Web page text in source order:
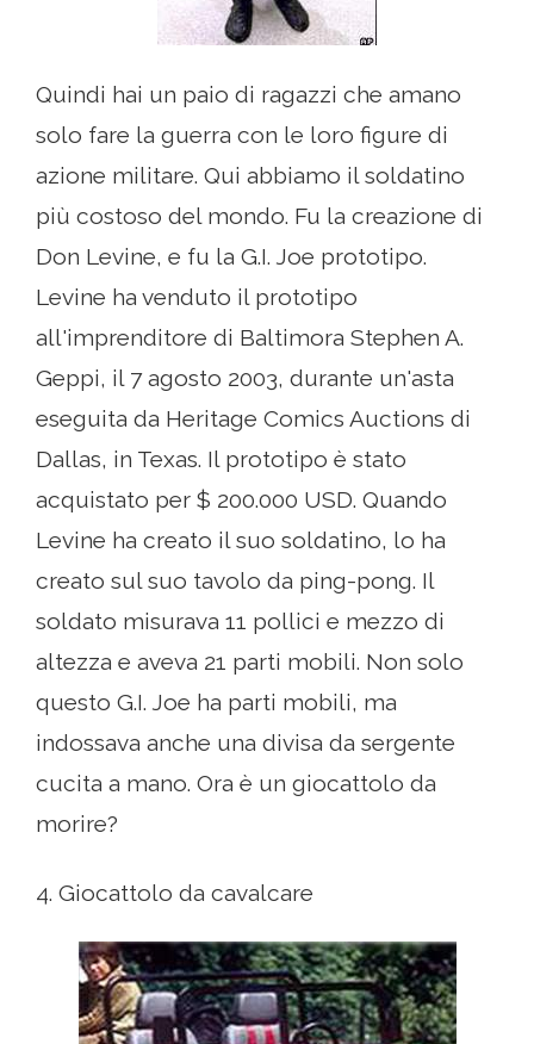
Quindi hai un paio di ragazzi che amano
solo fare la guerra con le loro figure di
azione militare. Qui abbiamo il soldatino
più costoso del mondo. Fu la creazione di
Don Levine, e fu la G.I. Joe prototipo.
Levine ha venduto il prototipo
all'imprenditore di Baltimora Stephen A.
Geppi, il 7 agosto 2003, durante un'asta
eseguita da Heritage Comics Auctions di
Dallas, in Texas. Il prototipo è stato
acquistato per $ 200.000 USD. Quando
Levine ha creato il suo soldatino, lo ha
creato sul suo tavolo da ping-pong. Il
soldato misurava 11 pollici e mezzo di
altezza e aveva 21 parti mobili. Non solo
questo G.I. Joe ha parti mobili, ma
indossava anche una divisa da sergente
cucita a mano. Ora è un giocattolo da
morire?
4. Giocattolo da cavalcare